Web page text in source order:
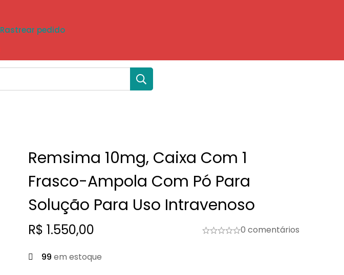
Rastrear pedido
Remsima 10mg, Caixa Com 1
Frasco-Ampola Com Pó Para
Solução Para Uso Intravenoso
R$ 1.550,00 0 comentários
99 em estoque